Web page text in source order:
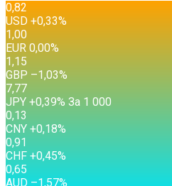
0,82
USD +0,33%
1,00
EUR 0,00%
1,15
GBP –1,03%
7,77
JPY +0,39% За 1 000
0,13
CNY +0,18%
0,91
CHF +0,45%
0,65
AUD –1,57%